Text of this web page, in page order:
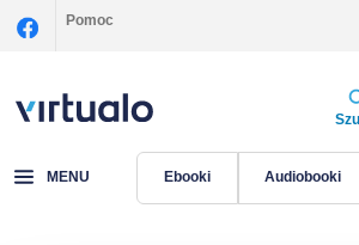
Pomoc
MENU Ebooki Audiobooki